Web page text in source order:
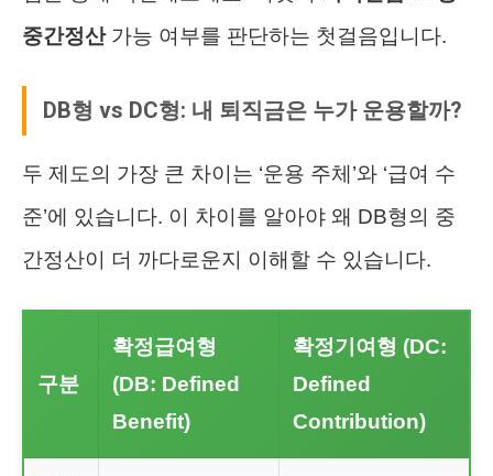
중간정산가능 여부를 판단하는 첫걸음입니다.
DB형 vs DC형: 내 퇴직금은 누가 운용할까?
두 제도의 가장 큰 차이는 ‘운용 주체’와 ‘급여 수
준’에 있습니다. 이 차이를 알아야 왜 DB형의 중
간정산이 더 까다로운지 이해할 수 있습니다.
구분
확정급여형
(DB: Defined
Benefit)
확정기여형 (DC:
Defined
Contribution)